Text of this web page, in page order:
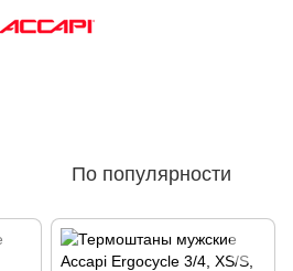
По популярности